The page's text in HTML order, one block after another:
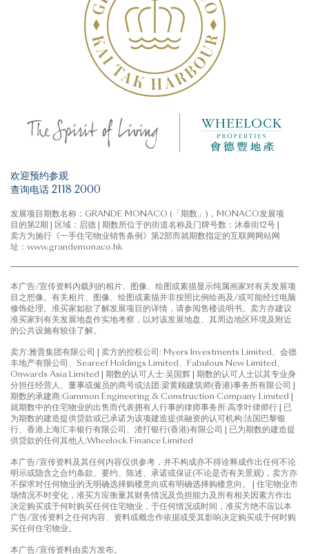
欢迎预约参观
查询电话 2118 2000
发展项目期数名称：GRANDE MONACO (「期数」)，MONACO发展项
目的第2期 | 区域：启德 | 期数所位于的街道名称及门牌号数：沐泰街12号 |
卖方为施行《一手住宅物业销售条例》第2部而就期数指定的互联网网站网
址：www.grandemonaco.hk
本广告/宣传资料内载列的相片、图像、绘图或素描显示纯属画家对有关发展项
目之想像。有关相片、图像、绘图或素描并非按照比例绘画及/或可能经过电脑
修饰处理。准买家如欲了解发展项目的详情，请参阅售楼说明书。卖方亦建议
准买家到有关发展地盘作实地考察，以对该发展地盘、其周边地区环境及附近
的公共设施有较佳了解。
卖方:雅晋集团有限公司 | 卖方的控权公司: Myers Investments Limited、会德
丰地产有限公司、Seareef Holdings Limited、Fabulous New Limited、
Onwards Asia Limited | 期数的认可人士:吴国辉 | 期数的认可人士以其专业身
分担任经营人、董事或僱员的商号或法团:梁黄顾建筑师(香港)事务所有限公司 |
期数的承建商:Gammon Engineering & Construction Company Limited |
就期数中的住宅物业的出售而代表拥有人行事的律师事务所:高李叶律师行 | 已
为期数的建造提供贷款或已承诺为该项建造提供融资的认可机构:法国巴黎银
行、香港上海汇丰银行有限公司、渣打银行(香港)有限公司 | 已为期数的建造提
供贷款的任何其他人:Wheelock Finance Limited
本广告/宣传资料及其任何内容仅供参考，并不构成亦不得诠释成作出任何不论
明示或隐含之合约条款、要约、陈述、承诺或保证(不论是否有关景观)，卖方亦
不探求对任何物业的无明确选择购楼意向或有明确选择购楼意向。 | 住宅物业市
场情况不时变化，准买方应衡量其财务情况及负担能力及所有相关因素方作出
决定购买或于何时购买任何住宅物业，于任何情况或时间，准买方绝不应以本
广告/宣传资料之任何内容、资料或概念作依据或受其影响决定购买或于何时购
买任何住宅物业。
本广告/宣传资料由卖方发布。